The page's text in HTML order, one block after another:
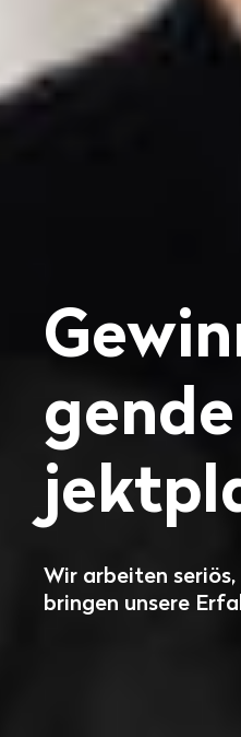
Wir arbeiten
bringen unsere